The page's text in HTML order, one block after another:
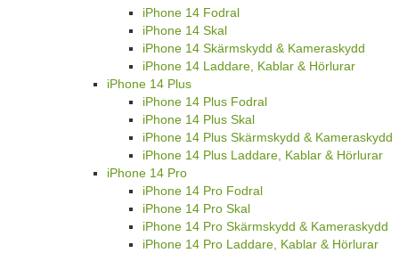
iPhone 14 Fodral
iPhone 14 Skal
iPhone 14 Skärmskydd & Kameraskydd
iPhone 14 Laddare, Kablar & Hörlurar
iPhone 14 Plus
iPhone 14 Plus Fodral
iPhone 14 Plus Skal
iPhone 14 Plus Skärmskydd & Kameraskydd
iPhone 14 Plus Laddare, Kablar & Hörlurar
iPhone 14 Pro
iPhone 14 Pro Fodral
iPhone 14 Pro Skal
iPhone 14 Pro Skärmskydd & Kameraskydd
iPhone 14 Pro Laddare, Kablar & Hörlurar